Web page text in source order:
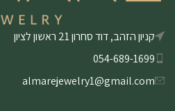
קניון הזהב, דוד סחרון 21 ראשון לציון
054-689-1699
almarejewelry1@gmail.com